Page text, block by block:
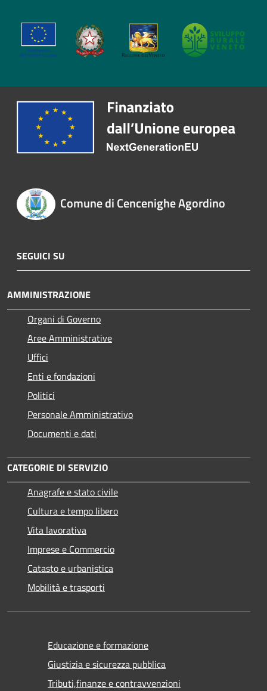
Comune di Cencenighe Agordino
SEGUICI SU
AMMINISTRAZIONE
Organi di Governo
Aree Amministrative
Uffici
Enti e fondazioni
Politici
Personale Amministrativo
Documenti e dati
CATEGORIE DI SERVIZIO
Anagrafe e stato civile
Cultura e tempo libero
Vita lavorativa
Imprese e Commercio
Catasto e urbanistica
Mobilità e trasporti
Educazione e formazione
Giustizia e sicurezza pubblica
Tributi,finanze e contravvenzioni